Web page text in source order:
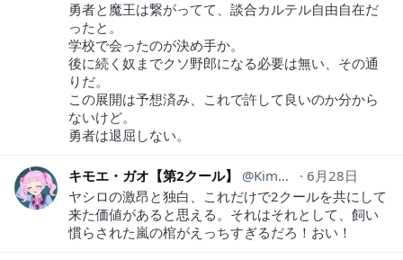
勇者と魔王は繋がってて、談合カルテル自由自在だ
ったと。
学校で会ったのが決め手か。
後に続く奴までクソ野郎になる必要は無い、その通
りだ。
この展開は予想済み、これで許して良いのか分から
ないけど。
勇者は退屈しない。
キモエ・ガオ【第2クール】 KimoS_mile2
6月28日
ヤシロの激昂と独白、これだけで2クールを共にして
来た価値があると思える。それはそれとして、飼い
慣らされた嵐の棺がえっちすぎるだろ！おい！